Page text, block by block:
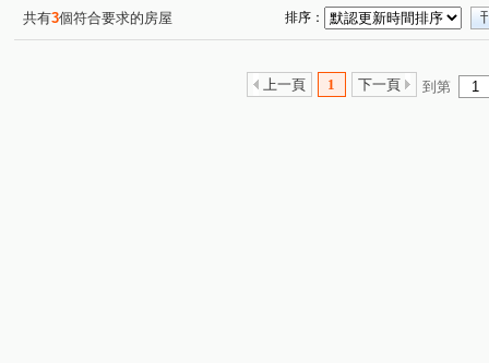
共有3個符合要求的房屋 排序：
上一頁 1 下一頁 到第